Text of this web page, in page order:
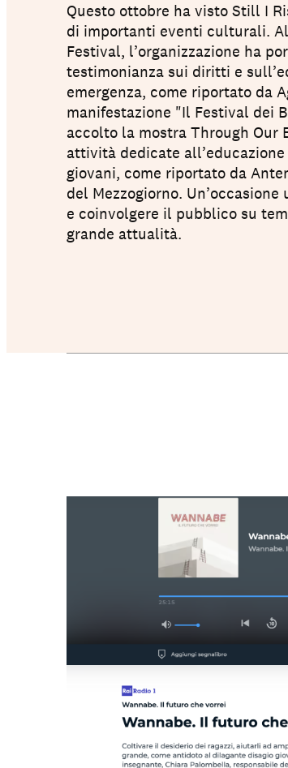
Le nostre Scuole
Partecipa
Questo ottobre ha visto Still I
di importanti eventi culturali.
Festival, l’organizzazione ha
testimonianza sui diritti e
emergenza, come riportato da
manifestazione "Il Festival dei
accolto la mostra Through Our
attività dedicate
giovani, come riportato da
del Mezzogiorno.
e coinvolgere il pubblico su
grande attualità.